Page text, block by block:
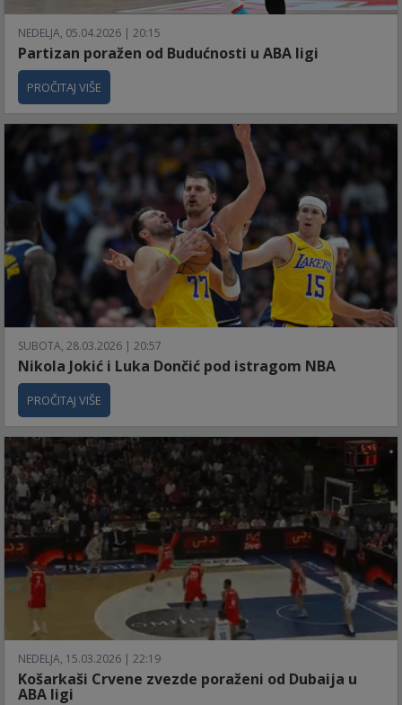
NEDELJA, 05.04.2026 | 20:15
Partizan poražen od Budućnosti u ABA ligi
PROČITAJ VIŠE
SUBOTA, 28.03.2026 | 20:57
Nikola Jokić i Luka Dončić pod istragom NBA
PROČITAJ VIŠE
NEDELJA, 15.03.2026 | 22:19
Košarkaši Crvene zvezde poraženi od Dubaija u
ABA ligi